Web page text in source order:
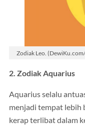
Zodiak Leo.
2. Zodiak Aquarius
Aquarius selalu
menjadi tempat lebih
kerap terlibat dalam